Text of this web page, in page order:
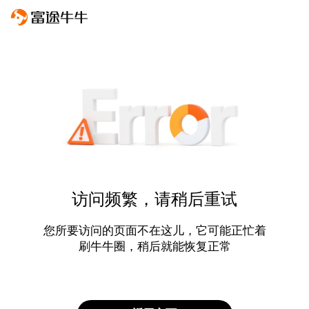
访问频繁，请稍后重试
您所要访问的页面不在这儿，它可能正忙着
刷牛牛圈，稍后就能恢复正常